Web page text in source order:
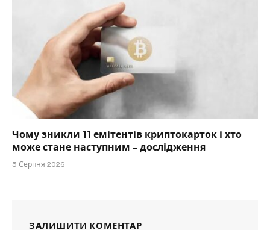
Чому зникли 11 емітентів криптокарток і хто
може стане наступним – дослідження
5 Серпня 2026
ЗАЛИШИТИ КОМЕНТАР